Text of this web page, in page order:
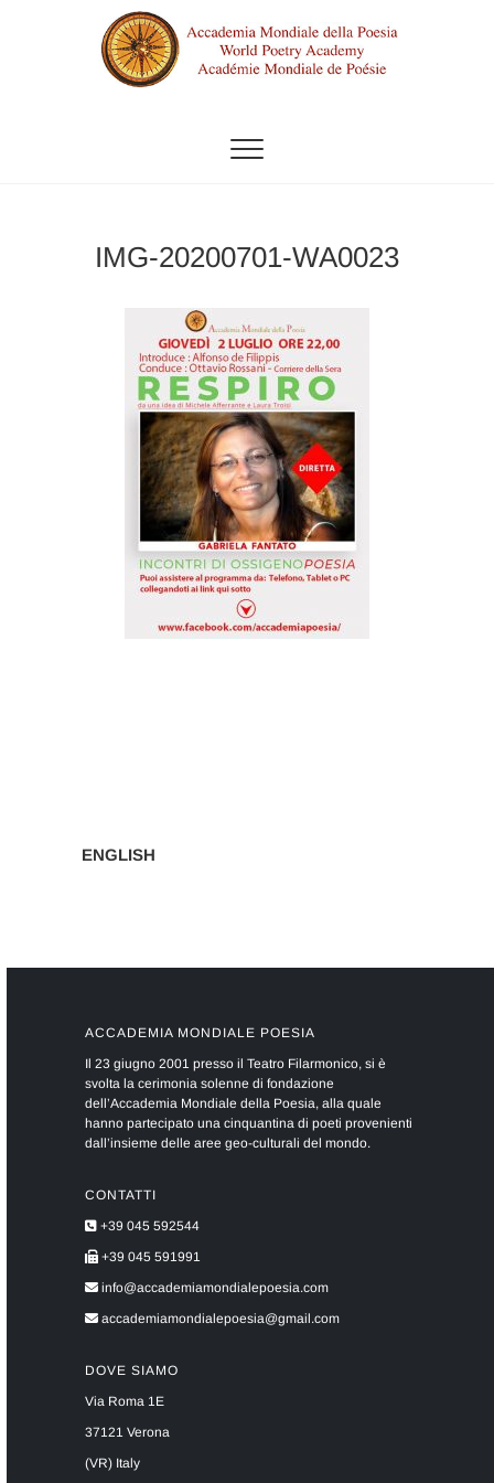
POESIA
IMG-20200701-WA0023
ENGLISH
ACCADEMIA MONDIALE POESIA
Il 23 giugno 2001 presso il Teatro Filarmonico, si è
svolta la cerimonia solenne di fondazione
dell’Accademia Mondiale della Poesia, alla quale
hanno partecipato una cinquantina di poeti provenienti
dall’insieme delle aree geo-culturali del mondo.
CONTATTI
+39 045 592544
+39 045 591991
info@accademiamondialepoesia.com
accademiamondialepoesia@gmail.com
DOVE SIAMO
Via Roma 1E
37121 Verona
(VR) Italy